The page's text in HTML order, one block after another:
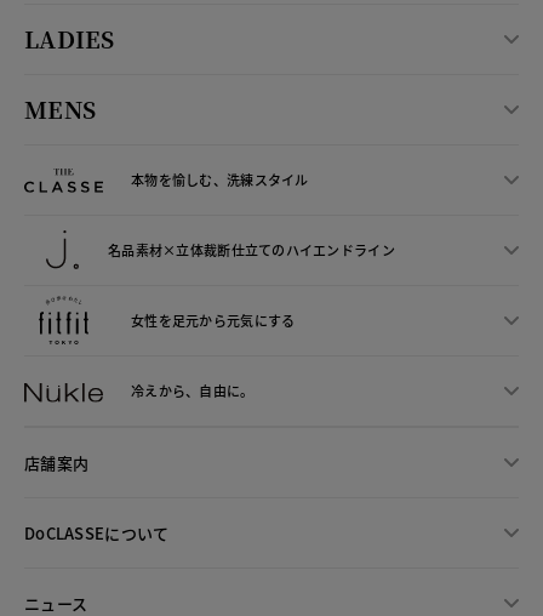
LADIES
MENS
本物を愉しむ、洗練スタイル
名品素材×立体裁断仕立てのハイエンドライン
女性を足元から元気にする
冷えから、 自由に。
店舗案内
DoCLASSEについて
ニュース